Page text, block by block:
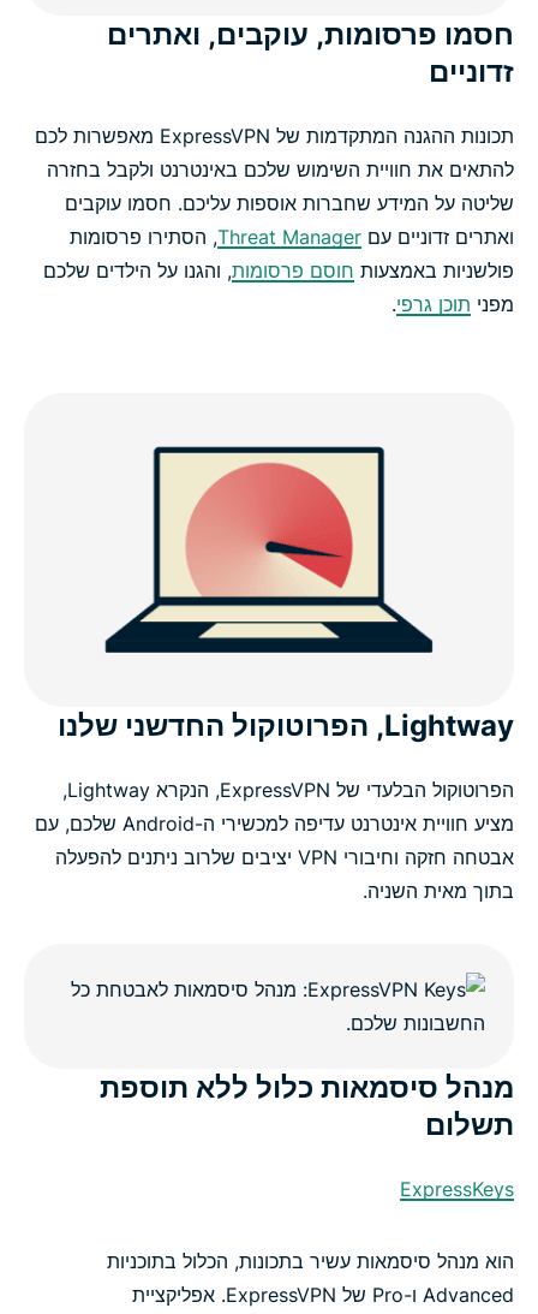
חסמו פרסומות, עוקבים, ואתרים
זדוניים
תכונות ההגנה המתקדמות של ExpressVPN מאפשרות לכם
להתאים את חוויית השימוש שלכם באינטרנט ולקבל בחזרה
שליטה על המידע שחברות אוספות עליכם. חסמו עוקבים
ואתרים זדוניים עם Threat Manager, הסתירו פרסומות
פולשניות באמצעות חוסם פרסומות, והגנו על הילדים שלכם
מפני תוכן גרפי.
Lightway, הפרוטוקול החדשני שלנו
הפרוטוקול הבלעדי של ExpressVPN, הנקרא Lightway,
מציע חוויית אינטרנט עדיפה למכשירי ה-Android שלכם, עם
אבטחה חזקה וחיבורי VPN יציבים שלרוב ניתנים להפעלה
בתוך מאית השניה.
מנהל סיסמאות כלול ללא תוספת
תשלום
ExpressKeys
הוא מנהל סיסמאות עשיר בתכונות, הכלול בתוכניות
Advanced ו-Pro של ExpressVPN. אפליקציית